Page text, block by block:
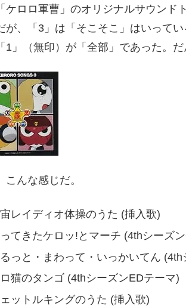
ケロロ軍曹」のオリジナルサウン
が、「3」は「そこそこ」はいって
1」（無印）が「全部」であった。
こんな感じだ。
レイディオ体操のうた (挿入歌)
てきたケロッ!とマーチ (4thシーズ
るっと・まわって・いっかいてん
猫のタンゴ (4thシーズンEDテーマ)
ットルキングのうた (挿入歌)